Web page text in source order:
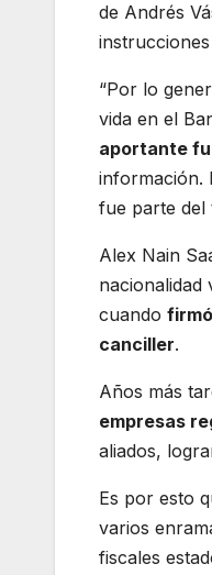
de Andrés
“Por lo
vida en el
aportante
información.
fue parte del
Alex Nain
nacionalidad
cuando
canciller.
Años más
empresas
aliados,
Es por esto
varios
fiscales